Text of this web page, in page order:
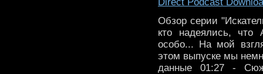
Обзор серии
кто надеялись,
особо... На мой
этом выпуске мы
данные 01:27 -